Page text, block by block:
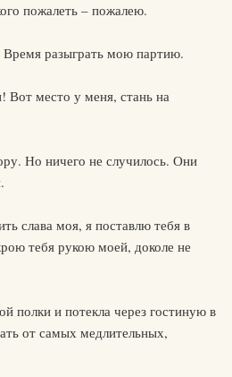
пожалеть – пожалею.
разыграть мою партию.
Вот место у меня, стань на
Но ничего не случилось. Они
слава моя, я поставлю тебя в
тебя рукою моей, доколе не
полки и потекла через гостиную в
от самых медлительных,